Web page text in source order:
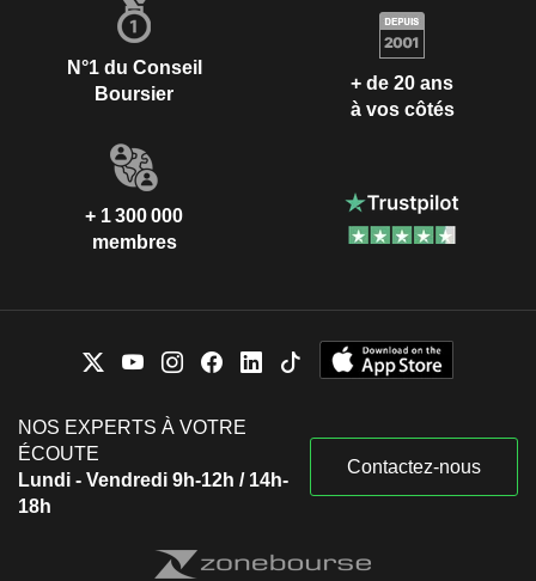
N°1 du Conseil
Boursier
+ de 20 ans
à vos côtés
+ 1 300 000
membres
NOS EXPERTS À VOTRE
ÉCOUTE
Lundi - Vendredi 9h-12h / 14h-
18h
Contactez-nous